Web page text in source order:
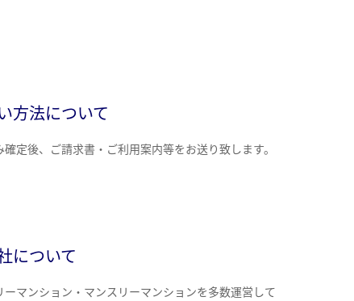
方法について
確定後、ご請求書・ご利用案内等をお送り致します。
について
ーマンション・マンスリーマンションを多数運営して